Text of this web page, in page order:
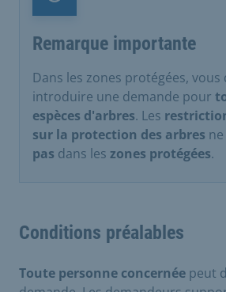
Remarque importante
Dans les zones protégées, vous
introduire une demande pour
espèces d'arbres. Les
sur la protection des arbres
pas dans les zones protégées.
Conditions préalables
Toute personne concernée peut